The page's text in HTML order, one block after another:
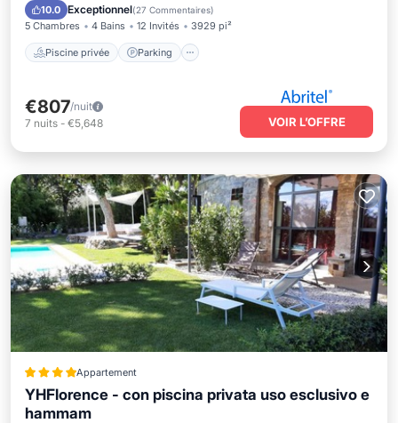
10.0 Exceptionnel(27 Commentaires)
5 Chambres 4 Bains 12 Invités 3929 pi²
Piscine privée Parking
Balcon/Terrasse
€807/nuit
7 nuits - €5,648 VOIR L’OFFRE
Appartement
YHFlorence - con piscina privata uso esclusivo e
hammam